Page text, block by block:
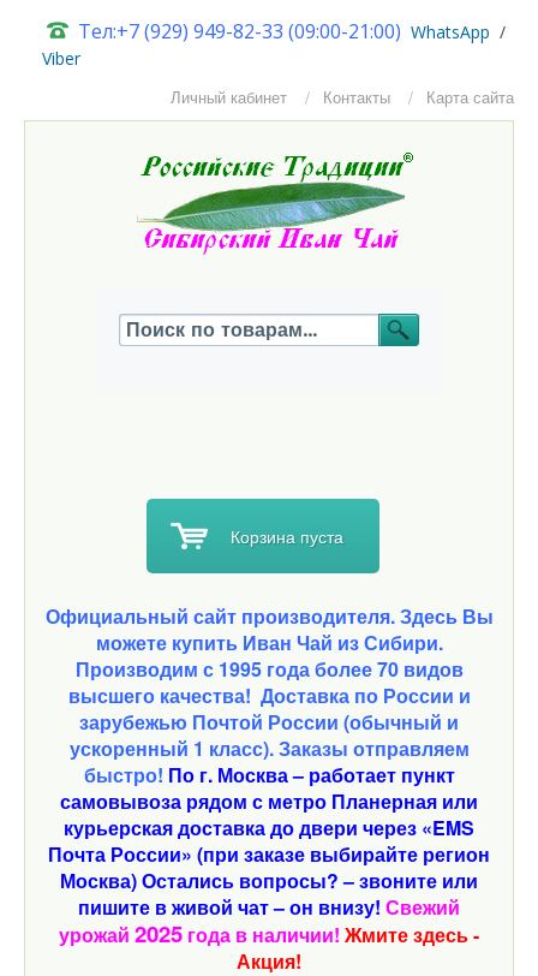
Тел:+7 (929) 949-82-33 (09:00-21:00) WhatsApp /
Viber
Личный кабинет
Контакты Карта сайта
Корзина пуста
Официальный сайт производителя. Здесь Вы
можете купить Иван Чай из Сибири.
Производим с 1995 года более 70 видов
высшего качества! Доставка по России и
зарубежью Почтой России (обычный и
ускоренный 1 класс). Заказы отправляем
быстро! По г. Москва – работает пункт
самовывоза рядом с метро Планерная или
курьерская доставка до двери через «EMS
Почта России» (при заказе выбирайте регион
Москва) Остались вопросы? – звоните или
пишите в живой чат – он внизу! Свежий
урожай 2025 года в наличии! Жмите здесь -
Акция!